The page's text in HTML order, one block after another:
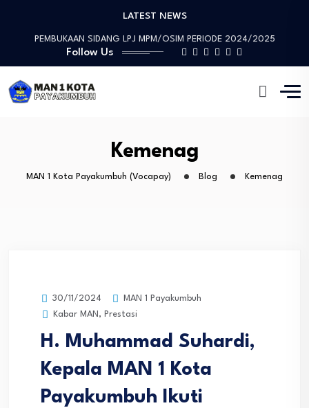
LATEST NEWS
Prestasi Luar Biasa, Devon Haziman Peraih “Medali…
PEMBUKAAN SIDANG LPJ MPM/OSIM PERIODE 2024/2025
Sosialisasi Mitigasi Bencana dan Penandatanganan MoU
Tinjauan Lapangan Pengelolaan Sampah
Sosialisasi Mitigasi Bencana dan Penandatanganan MoU
Follow Us
Kemenag
MAN 1 Kota Payakumbuh (Vocapay) Blog Kemenag
30/11/2024
MAN 1 Payakumbuh
Kabar MAN , Prestasi
H. Muhammad Suhardi,
Kepala MAN 1 Kota
Payakumbuh Ikuti